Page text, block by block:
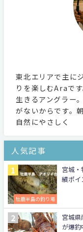
東北エリアで主に
りを楽しむAraで
生きるアングラー
がないからです。
自然にやさしく
人気記事
牡鹿半島の釣り場
宮城
績ポイ
宮城県
が爆